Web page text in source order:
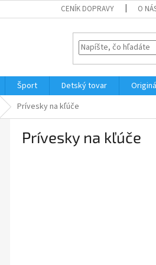
CENÍK DOPRAVY O
Šport Detský tovar
Prívesky na kľúče
Prívesky na kľúče